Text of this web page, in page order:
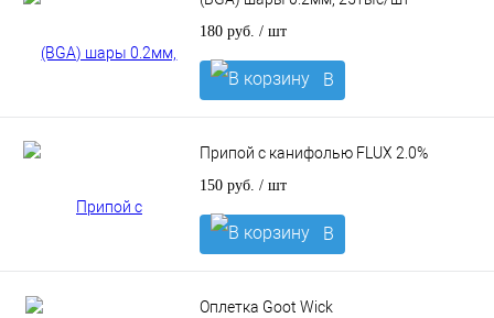
180 руб. / шт
В
корзину
Припой с канифолью FLUX 2.0%
150 руб. / шт
В
корзину
Оплетка Goot Wick